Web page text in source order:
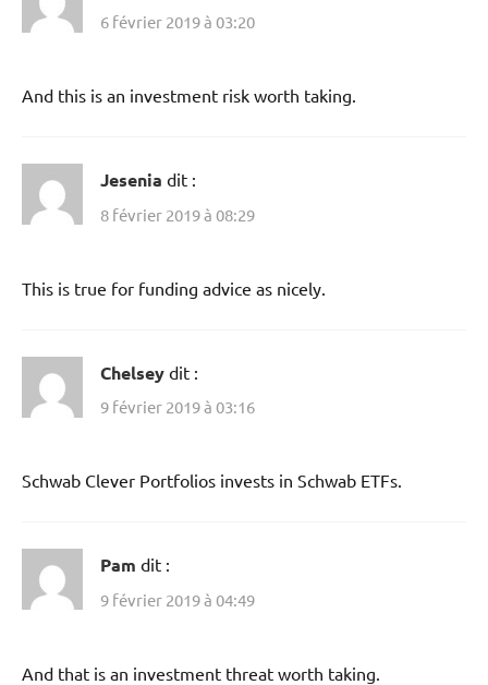
6 février 2019 à 03:20
And this is an investment risk worth taking.
Jesenia dit :
8 février 2019 à 08:29
This is true for funding advice as nicely.
Chelsey dit :
9 février 2019 à 03:16
Schwab Clever Portfolios invests in Schwab ETFs.
Pam dit :
9 février 2019 à 04:49
And that is an investment threat worth taking.